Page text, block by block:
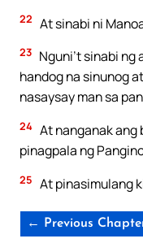
22 At sinabi ni
23 Nguni’t sinabi
handog na sinunog
nasaysay man sa
24 At nanganak ang
pinagpala ng
25 At pinasimulang
← Previous